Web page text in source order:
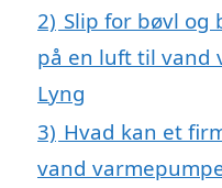
2) Slip for bøvl og
på en luft til vand
Lyng
3) Hvad kan et
vand